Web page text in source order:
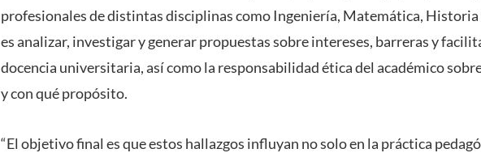
profesionales de distintas disciplinas como Ingeniería, Matemática, Historia
es analizar, investigar y generar propuestas sobre intereses, barreras y
docencia universitaria, así como la responsabilidad ética del académico
y con qué propósito.
“El objetivo final es que estos hallazgos influyan no solo en la práctica